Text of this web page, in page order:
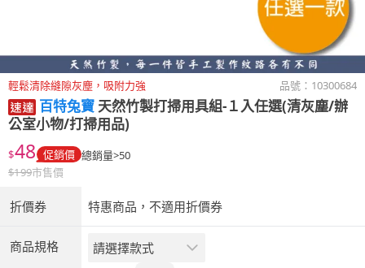
輕鬆清除縫隙灰塵，吸附力強 品號： 10300684
百特兔寶 天然竹製打掃用具組-１入任選(清灰塵/辦
公室小物/打掃用品)
$48 促銷價 總銷量>50
$199市售價
折價券 特惠商品，不適用折價券
商品規格 請選擇款式